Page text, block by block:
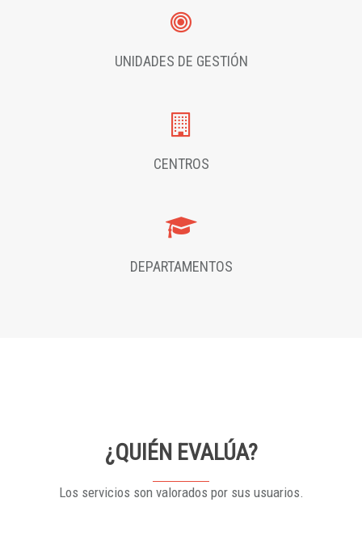
UNIDADES DE GESTIÓN
CENTROS
DEPARTAMENTOS
¿QUIÉN EVALÚA?
Los servicios son valorados por sus usuarios.